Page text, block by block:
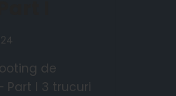
de
Part I 3 trucuri